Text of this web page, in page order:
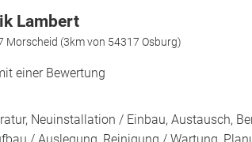
Lambert
Morscheid (3km von 54317 Osburg)
einer Bewertung
Neuinstallation / Einbau, Austausch,